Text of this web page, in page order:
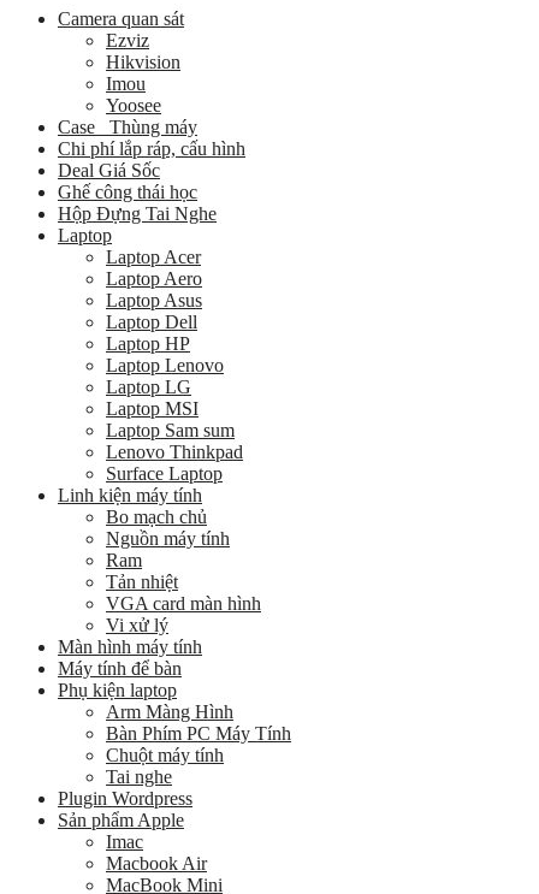
Camera quan sát
Ezviz
Hikvision
Imou
Yoosee
Case _Thùng máy
Chi phí lắp ráp, cấu hình
Deal Giá Sốc
Ghế công thái học
Hộp Đựng Tai Nghe
Laptop
Laptop Acer
Laptop Aero
Laptop Asus
Laptop Dell
Laptop HP
Laptop Lenovo
Laptop LG
Laptop MSI
Laptop Sam sum
Lenovo Thinkpad
Surface Laptop
Linh kiện máy tính
Bo mạch chủ
Nguồn máy tính
Ram
Tản nhiệt
VGA card màn hình
Vi xử lý
Màn hình máy tính
Máy tính để bàn
Phụ kiện laptop
Arm Màng Hình
Bàn Phím PC Máy Tính
Chuột máy tính
Tai nghe
Plugin Wordpress
Sản phẩm Apple
Imac
Macbook Air
MacBook Mini